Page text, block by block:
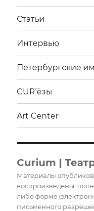
Статьи
Интервью
Петербургские
CUR’ёзы
Art Center
Curium |
Материалы
воспроизведены,
либо форме
письменного